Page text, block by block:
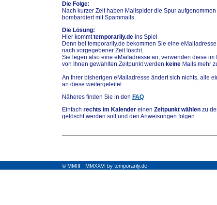
Die Folge:
Nach kurzer Zeit haben Mailspider die Spur
bombardiert mit Spammails.
Die Lösung:
Hier kommttemporarily.de ins Spiel
Denn bei temporarily.de bekommen Sie eine
nach vorgegebener Zeit löscht.
Sie legen also eine eMailadresse an, verwenden diese im
von Ihnen gewählten Zeitpunkt werden keine Mails mehr
An Ihrer bisherigen eMailadresse ändert sich nichts, alle
an diese weitergeleitet.
Näheres finden Sie in den FAQ
Einfach rechts im Kalender einen Zeitpunkt wählen zu
gelöscht werden soll und den Anweisungen folgen.
© MMIII - MMXXVI by temporarily.de